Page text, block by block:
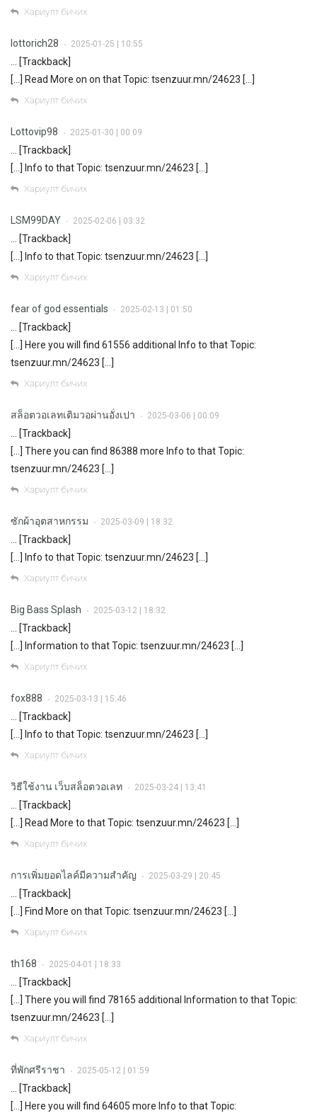
Хариулт бичих
lottorich28 • 2025-01-25 | 10:55
… [Trackback]
[…] Read More on on that Topic: tsenzuur.mn/24623 […]
Хариулт бичих
Lottovip98 • 2025-01-30 | 00:09
… [Trackback]
[…] Info to that Topic: tsenzuur.mn/24623 […]
Хариулт бичих
LSM99DAY • 2025-02-06 | 03:32
… [Trackback]
[…] Info to that Topic: tsenzuur.mn/24623 […]
Хариулт бичих
fear of god essentials • 2025-02-13 | 01:50
… [Trackback]
[…] Here you will find 61556 additional Info to that Topic:
tsenzuur.mn/24623 […]
Хариулт бичих
สล็อตวอเลทเติมวอผ่านอั่งเปา • 2025-03-06 | 00:09
… [Trackback]
[…] There you can find 86388 more Info to that Topic:
tsenzuur.mn/24623 […]
Хариулт бичих
ซักผ้าอุตสาหกรรม • 2025-03-09 | 18:32
… [Trackback]
[…] Info to that Topic: tsenzuur.mn/24623 […]
Хариулт бичих
Big Bass Splash • 2025-03-12 | 18:32
… [Trackback]
[…] Information to that Topic: tsenzuur.mn/24623 […]
Хариулт бичих
fox888 • 2025-03-13 | 15:46
… [Trackback]
[…] Info to that Topic: tsenzuur.mn/24623 […]
Хариулт бичих
วิธีใช้งาน เว็บสล็อตวอเลท • 2025-03-24 | 13:41
… [Trackback]
[…] Read More to that Topic: tsenzuur.mn/24623 […]
Хариулт бичих
การเพิ่มยอดไลค์มีความสำคัญ • 2025-03-29 | 20:45
… [Trackback]
[…] Find More on that Topic: tsenzuur.mn/24623 […]
Хариулт бичих
th168 • 2025-04-01 | 18:33
… [Trackback]
[…] There you will find 78165 additional Information to that Topic:
tsenzuur.mn/24623 […]
Хариулт бичих
ที่พักศรีราชา • 2025-05-12 | 01:59
… [Trackback]
[…] Here you will find 64605 more Info to that Topic: